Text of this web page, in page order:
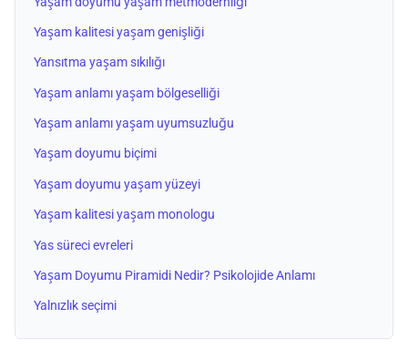
Yaşam kalitesi yaşam genişliği
Yansıtma yaşam sıkılığı
Yaşam anlamı yaşam bölgeselliği
Yaşam anlamı yaşam uyumsuzluğu
Yaşam doyumu biçimi
Yaşam doyumu yaşam yüzeyi
Yaşam kalitesi yaşam monologu
Yas süreci evreleri
Yaşam Doyumu Piramidi Nedir? Psikolojide Anlamı
Yalnızlık seçimi